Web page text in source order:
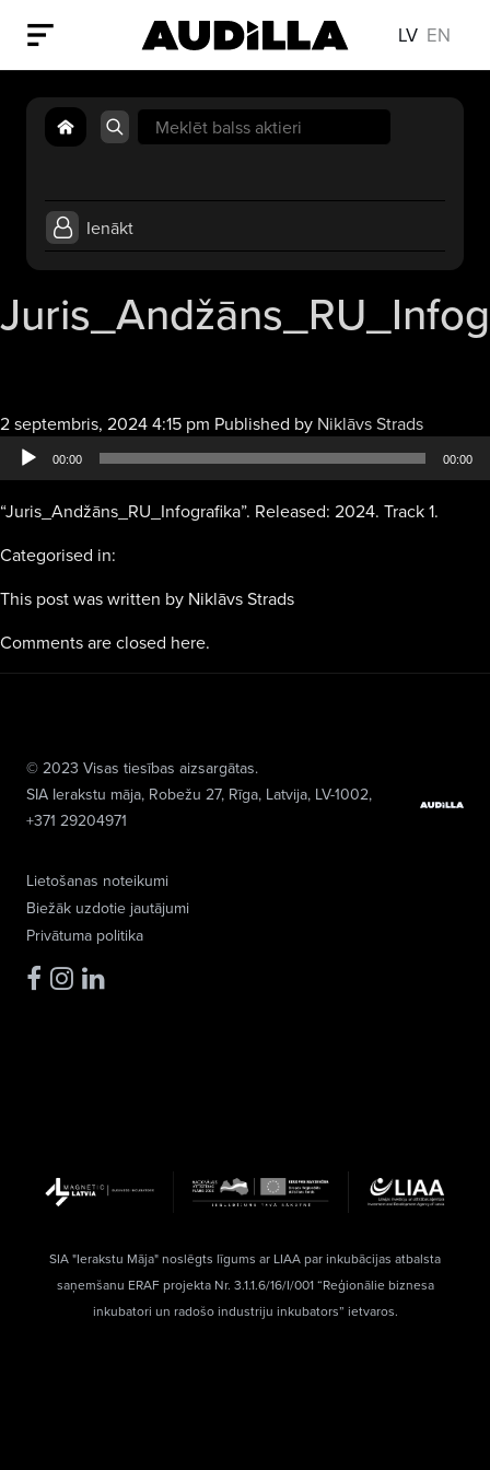
LV EN
Search
for:
Ienākt
2 septembris, 2024 4:15 pm Published by Niklāvs StradsAudio
00:00 00:00
“Juris_Andžāns_RU_Infografika”. Released: 2024. Track 1.
Categorised in:
This post was written by Niklāvs Strads
Comments are closed here.
Lietošanas noteikumi
Biežāk uzdotie jautājumi
Privātuma politika
© 2023 Visas tiesības aizsargātas.
SIA Ierakstu māja, Robežu 27, Rīga, Latvija, LV-1002,
+371 29204971
SIA "Ierakstu Māja" noslēgts līgums ar LIAA par inkubācijas atbalsta
saņemšanu ERAF projekta Nr. 3.1.1.6/16/I/001 “Reģionālie biznesa
inkubatori un radošo industriju inkubators” ietvaros.